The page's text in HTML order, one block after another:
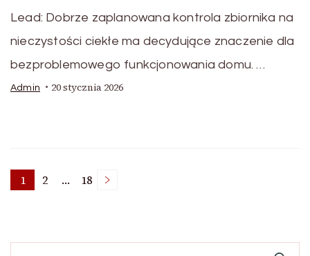
Lead: Dobrze zaplanowana kontrola zbiornika na
nieczystości ciekłe ma decydujące znaczenie dla
bezproblemowego funkcjonowania domu. …
Admin 20 stycznia 2026
Nawigacja
po
Page
1 Page
2 … Page
18